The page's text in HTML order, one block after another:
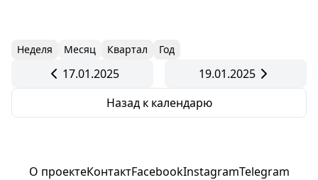
Неделя Месяц Квартал Год
17.01.2025
19.01.2025
Назад к календарю
О проектеКонтактFacebookInstagramTelegram